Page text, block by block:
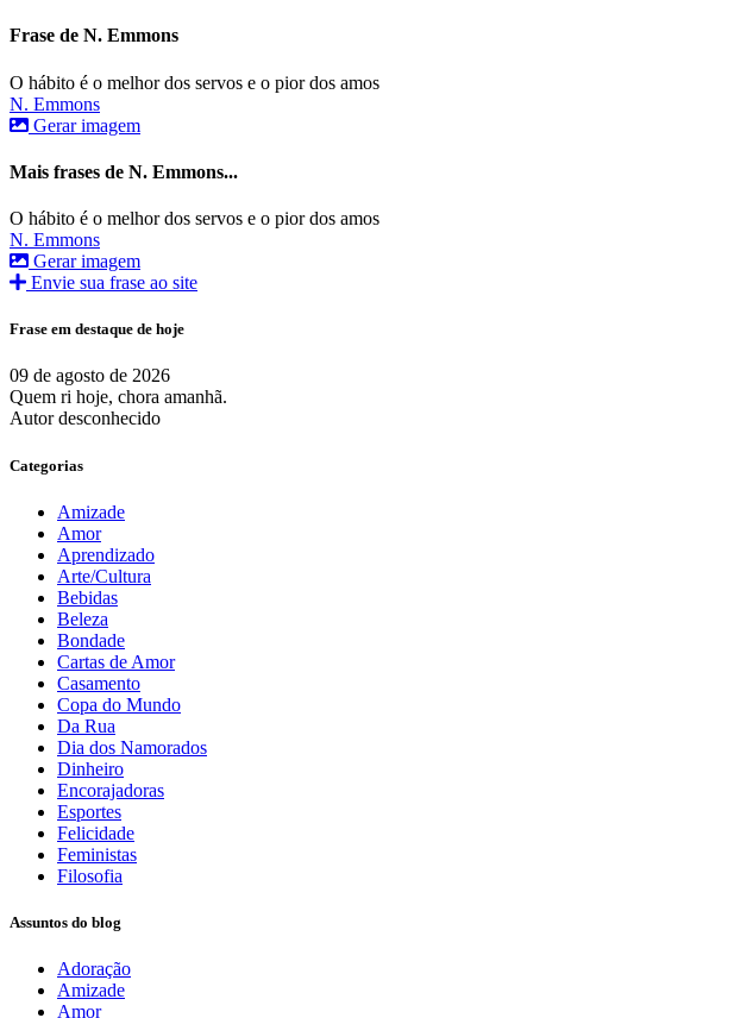
Frase de N. Emmons
O hábito é o melhor dos servos e o pior dos amos
N. Emmons
Gerar imagem
Mais frases de N. Emmons...
O hábito é o melhor dos servos e o pior dos amos
N. Emmons
Gerar imagem
Envie sua frase ao site
Frase em destaque de hoje
09 de agosto de 2026
Quem ri hoje, chora amanhã.
Autor desconhecido
Categorias
Amizade
Amor
Aprendizado
Arte/Cultura
Bebidas
Beleza
Bondade
Cartas de Amor
Casamento
Copa do Mundo
Da Rua
Dia dos Namorados
Dinheiro
Encorajadoras
Esportes
Felicidade
Feministas
Filosofia
Assuntos do blog
Adoração
Amizade
Amor